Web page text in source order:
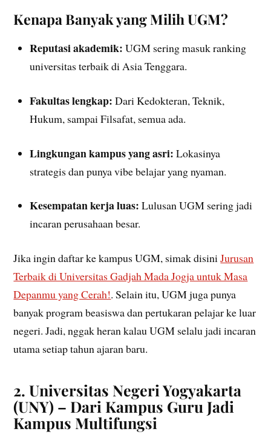
Kenapa Banyak yang Milih UGM?
Reputasi akademik: UGM sering masuk ranking
universitas terbaik di Asia Tenggara.
Fakultas lengkap: Dari Kedokteran, Teknik,
Hukum, sampai Filsafat, semua ada.
Lingkungan kampus yang asri: Lokasinya
strategis dan punya vibe belajar yang nyaman.
Kesempatan kerja luas: Lulusan UGM sering jadi
incaran perusahaan besar.
Jika ingin daftar ke kampus UGM, simak disiniJurusan
Terbaik di Universitas Gadjah Mada Jogja untuk Masa
Depanmu yang Cerah!. Selain itu, UGM juga punya
banyak program beasiswa dan pertukaran pelajar ke luar
negeri. Jadi, nggak heran kalau UGM selalu jadi incaran
utama setiap tahun ajaran baru.
2. Universitas Negeri Yogyakarta
(UNY) – Dari Kampus Guru Jadi
Kampus Multifungsi